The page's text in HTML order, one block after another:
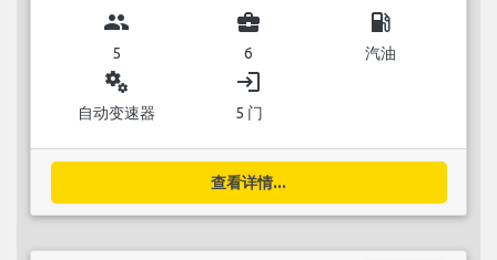
group
5
business_center
6
local_gas_station
汽油
miscellaneous_services
自动变速器
login
5 门
查看详情...